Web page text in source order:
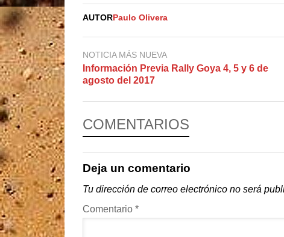
AUTOR Paulo Olivera
NOTICIA MÁS NUEVA
Información Previa Rally Goya 4, 5 y 6 de
agosto del 2017
COMENTARIOS
Deja un comentario
Tu dirección de correo electrónico no será
Comentario *